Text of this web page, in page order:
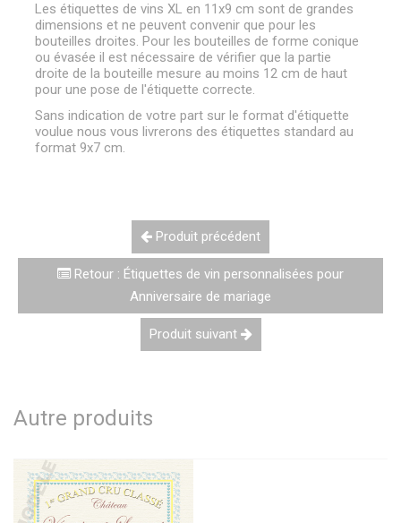
Les étiquettes de vins XL en 11x9 cm sont de grandes
dimensions et ne peuvent convenir que pour les
bouteilles droites. Pour les bouteilles de forme conique
ou évasée il est nécessaire de vérifier que la partie
droite de la bouteille mesure au moins 12 cm de haut
pour une pose de l'étiquette correcte.
Sans indication de votre part sur le format d'étiquette
voulue nous vous livrerons des étiquettes standard au
format 9x7 cm.
Produit précédent
Retour : Étiquettes de vin personnalisées pour
Anniversaire de mariage
Produit suivant
Autre produits